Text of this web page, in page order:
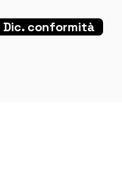
Dic. conformità